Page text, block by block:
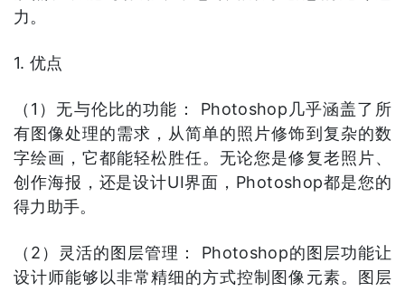
力。
1. 优点
（1）无与伦比的功能： Photoshop几乎涵盖了所
有图像处理的需求，从简单的照片修饰到复杂的数
字绘画，它都能轻松胜任。无论您是修复老照片、
创作海报，还是设计UI界面，Photoshop都是您的
得力助手。
（2）灵活的图层管理： Photoshop的图层功能让
设计师能够以非常精细的方式控制图像元素。图层